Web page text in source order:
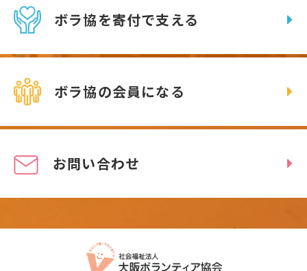
ボラ協を寄付で支える
ボラ協の会員になる
お問い合わせ